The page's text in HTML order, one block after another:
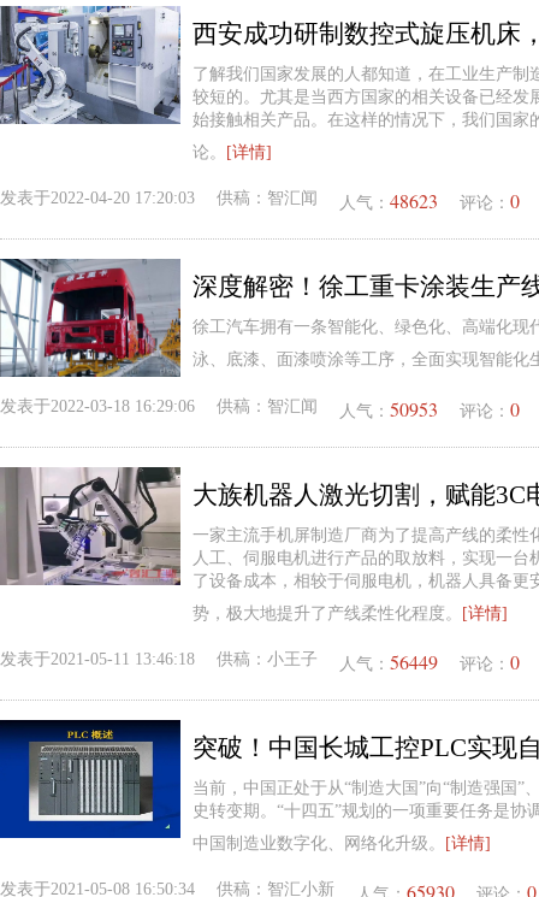
了解我们国家发展的人都知道，在工业生产
较短的。尤其是当西方国家的相关设备已经发
始接触相关产品。在这样的情况下，我们国家
论。
[详情]
发表于2022-04-20 17:20:03 供稿： 智汇闻 人气： 48623 评论： 0
深度解密！徐工重卡涂装生产
徐工汽车拥有一条智能化、绿色化、高端化现
泳、底漆、面漆喷涂等工序，全面实现智能化
发表于2022-03-18 16:29:06 供稿： 智汇闻 人气： 50953 评论： 0
大族机器人激光切割，赋能3C
一家主流手机屏制造厂商为了提高产线的柔性
人工、伺服电机进行产品的取放料，实现一
了设备成本，相较于伺服电机，机器人具备
势，极大地提升了产线柔性化程度。
[详情]
发表于2021-05-11 13:46:18 供稿： 小王子 人气： 56449 评论： 0
突破！中国长城工控PLC实现
当前，中国正处于从“制造大国”向“制造强国”
史转变期。“十四五”规划的一项重要任务是
中国制造业数字化、网络化升级。
[详情]
发表于2021-05-08 16:50:34 供稿： 智汇小新 65930 0